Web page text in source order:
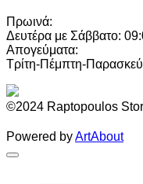
Πρωινά:
Δευτέρα με Σάββατο:
Απογεύματα:
Τρίτη-Πέμπτη-
©2024 Raptopoulos
Powered byArtAbout